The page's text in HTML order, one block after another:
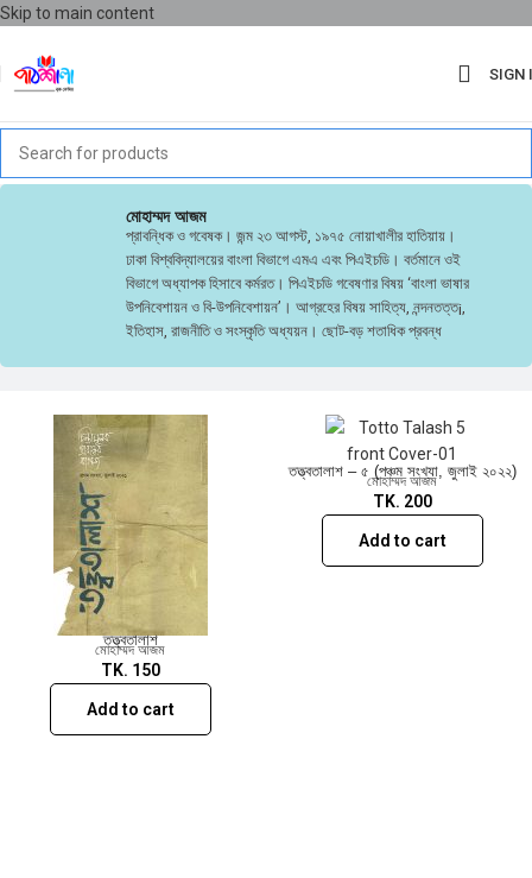
Skip to main content
SIGN
মোহাম্মদ আজম
প্রাবন্ধিক ও গবেষক। জন্ম ২৩ আগস্ট, ১৯৭৫ নোয়াখালীর হাতিয়ায়।
ঢাকা বিশ্ববিদ্যালয়ের বাংলা বিভাগে এমএ এবং পিএইচডি। বর্তমানে ওই
বিভাগে অধ্যাপক হিসাবে কর্মরত। পিএইচডি গবেষণার বিষয় ‘বাংলা ভাষার
উপনিবেশায়ন ও বি-উপনিবেশায়ন’। আগ্রহের বিষয় সাহিত্য, নন্দনতত্ত¡,
ইতিহাস, রাজনীতি ও সংস্কৃতি অধ্যয়ন। ছোট-বড় শতাধিক প্রবন্ধ
আহমেদ : পাঠপদ্ধতি ও তাৎপর্য [২০২০]; বিষয় সিনেমা : তিনটি অনূদিত
প্রবন্ধ [২০২০]। সম্পাদিত গ্রন্থ নির্বাচিত কবিতা : সৈয়দ আলী আহসান
[২০১৬]
তত্ত্বতালাশ
মোহাম্মদ আজম
TK. 150
Add to cart
তত্ত্বতালাশ – ৫ (পঞ্চম সংখ্যা, জুলাই ২০২২)
মোহাম্মদ আজম
TK. 200
Add to cart